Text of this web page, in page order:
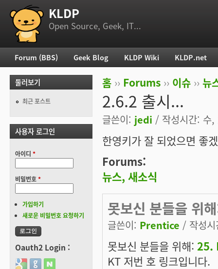
부 메뉴 KLDP
Open Source, Geek, IT...
현재 위치
홈 ›› Forums ›› 이슈 ›› 뉴
2.6.2 출시...
글쓴이: jedi / 작성시간:
한영키가 잘 되었으면 좋
Forums:
뉴스, 새소식
못보신 분들을
글쓴이: Prentice / 작성
못보신 분들을 위해: 25.
KT 저번 호 링크입니다.
주 메뉴
Forum (BBS) Geek Blog KLDP Wiki KLDP.net
둘러보기
최근 포스트
사용자 로그인
아이디 *
비밀번호*
가입하기
새로운 비밀번호 요청하기
Oauth2 Login :
Login with Google
Login with GitHub
Login with Naver